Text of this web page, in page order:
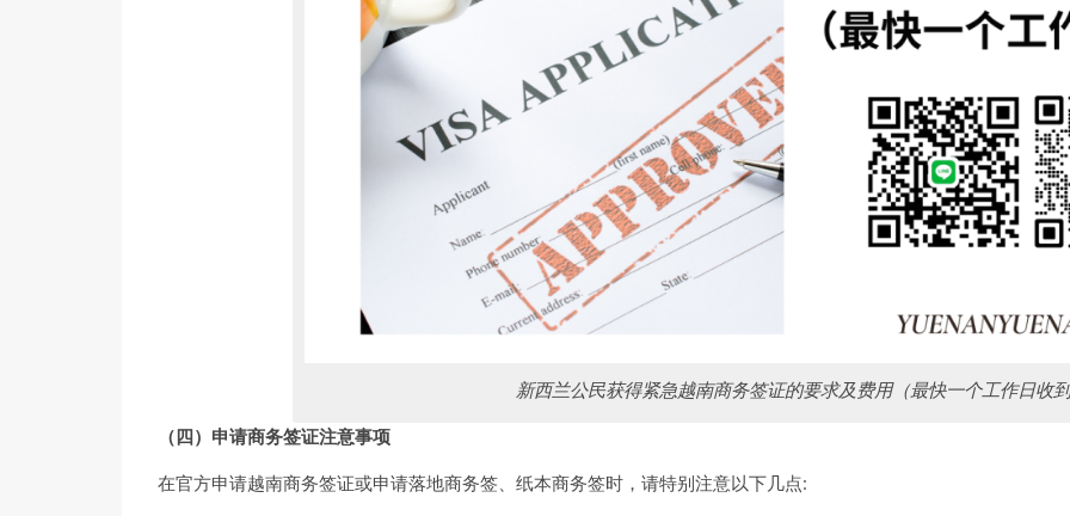
新西兰公民获得紧急越南商务签证的要求及费用（最快一个工作日收
（四）申请商务签证注意事项
在官方申请越南商务签证或申请落地商务签、纸本商务签时，请特别注意以下几点: